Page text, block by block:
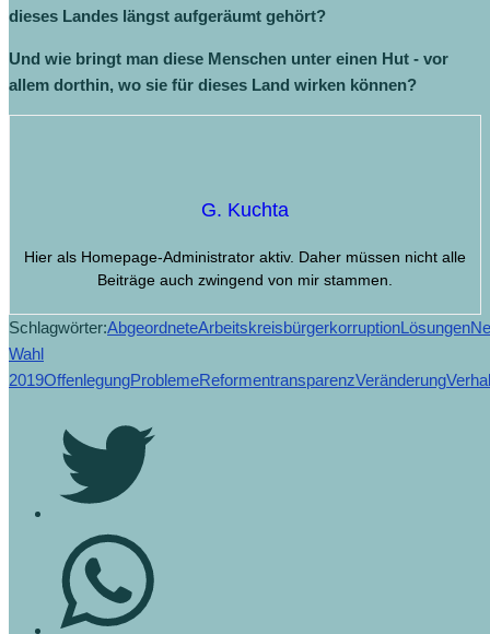
dieses Landes längst aufgeräumt gehört?
Und wie bringt man diese Menschen unter einen Hut - vor
allem dorthin, wo sie für dieses Land wirken können?
G. Kuchta
Hier als Homepage-Administrator aktiv. Daher müssen nicht alle
Beiträge auch zwingend von mir stammen.
Schlagwörter:AbgeordneteArbeitskreisbürgerkorruptionLösungen
Wahl
2019OffenlegungProblemeReformentransparenzVeränderung